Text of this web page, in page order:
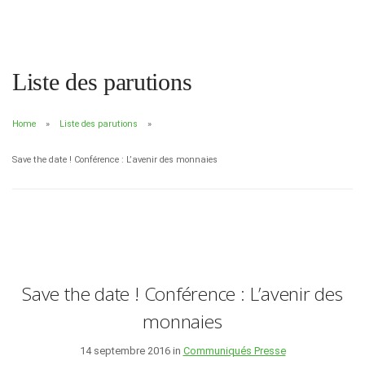
Liste des parutions
Home Liste des parutions
Save the date ! Conférence : L’avenir des monnaies
Save the date ! Conférence : L’avenir des
monnaies
14 septembre 2016 in Communiqués Presse